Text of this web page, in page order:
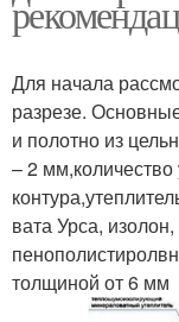
Для начала
разрезе.
и полотно из
– 2 мм,количество
вата Урса,
толщиной от 6 мм